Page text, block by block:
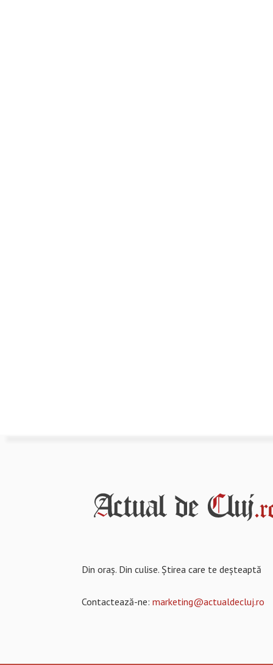
Din oraș. Din culise. Știrea care te deșteaptă
Contactează-ne: marketing@actualdecluj.ro